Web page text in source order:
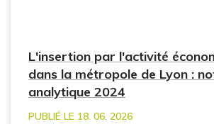
L'insertion par l'activité
dans la métropole de Lyon :
analytique 2024
PUBLIÉ LE 18. 06. 2026